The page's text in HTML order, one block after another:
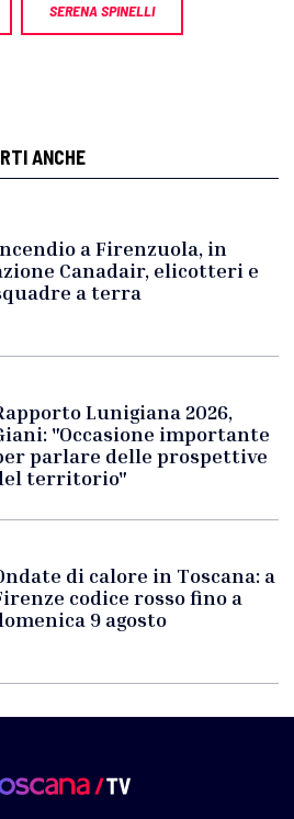
SERENA SPINELLI
ANCHE
a Firenzuola, in
Canadair, elicotteri e
a terra
Lunigiana 2026,
"Occasione importante
parlare delle prospettive
territorio"
di calore in Toscana: a
codice rosso fino a
9 agosto